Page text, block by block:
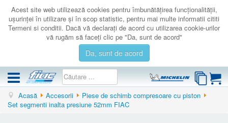
Acest site web utilizează cookies pentru îmbunătăţirea funcţionalităţii,
uşurinţei în utilizare şi în scop statistic, pentru mai multe informatii cititi
Termeni si conditii. Dacă vă declaraţi de acord cu utilizarea cookie-urilor
vă rugăm să faceţi clic pe "Da, sunt de acord"
Da, sunt de acord
COMPRESOARE
Acasă Accesorii
Piese de schimb compresoare cu piston
Set segmenti inalta presiune 52mm FIAC